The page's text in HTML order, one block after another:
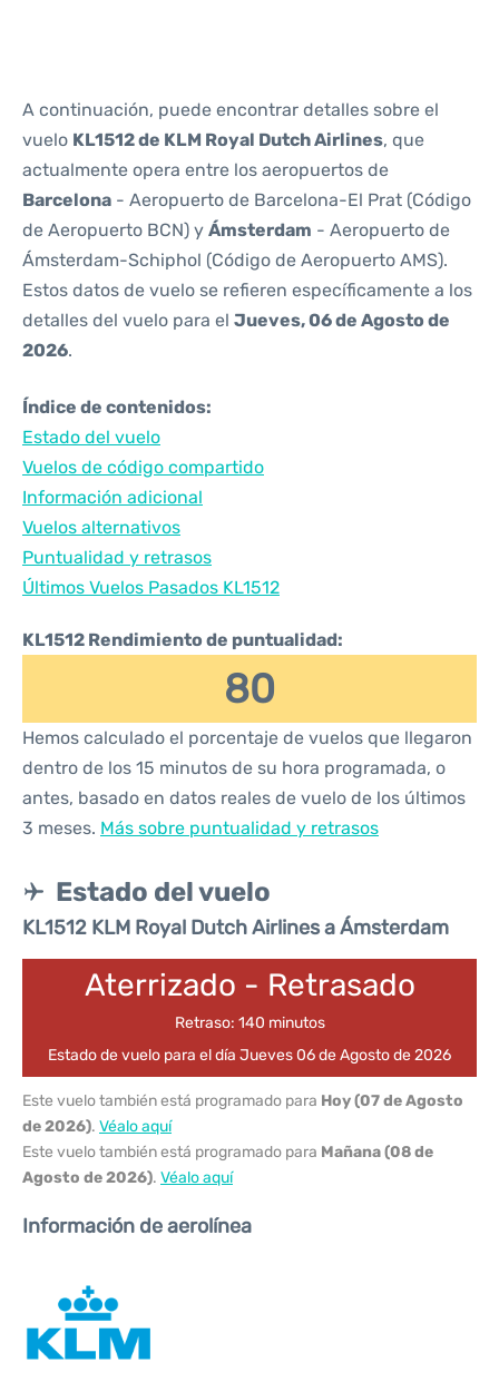
A continuación, puede encontrar detalles sobre el
vuelo KL1512 de KLM Royal Dutch Airlines, que
actualmente opera entre los aeropuertos de
Barcelona - Aeropuerto de Barcelona-El Prat (Código
de Aeropuerto BCN) y Ámsterdam - Aeropuerto de
Ámsterdam-Schiphol (Código de Aeropuerto AMS).
Estos datos de vuelo se refieren específicamente a los
detalles del vuelo para el Jueves, 06 de Agosto de
2026.
Índice de contenidos:
Estado del vuelo
Vuelos de código compartido
Información adicional
Vuelos alternativos
Puntualidad y retrasos
Últimos Vuelos Pasados KL1512
KL1512 Rendimiento de puntualidad:
80
Hemos calculado el porcentaje de vuelos que llegaron
dentro de los 15 minutos de su hora programada, o
antes, basado en datos reales de vuelo de los últimos
3 meses. Más sobre puntualidad y retrasos
Estado del vuelo
KL1512 KLM Royal Dutch Airlines a Ámsterdam
Aterrizado - Retrasado
Retraso: 140 minutos
Estado de vuelo para el día Jueves 06 de Agosto de 2026
Este vuelo también está programado para Hoy (07 de Agosto
de 2026). Véalo aquí
Este vuelo también está programado para Mañana (08 de
Agosto de 2026). Véalo aquí
Información de aerolínea